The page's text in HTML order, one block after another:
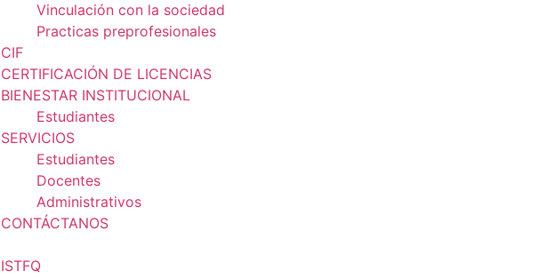
Vinculación con la sociedad
Practicas preprofesionales
CIF
CERTIFICACIÓN DE LICENCIAS
BIENESTAR INSTITUCIONAL
Estudiantes
SERVICIOS
Estudiantes
Docentes
Administrativos
CONTÁCTANOS
ISTFQ